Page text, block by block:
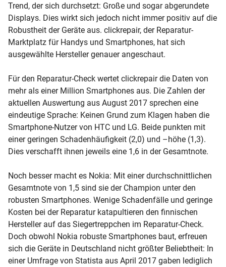
Trend, der sich durchsetzt: Große und sogar abgerundete
Displays. Dies wirkt sich jedoch nicht immer positiv auf die
Robustheit der Geräte aus. clickrepair, der Reparatur-
Marktplatz für Handys und Smartphones, hat sich
ausgewählte Hersteller genauer angeschaut.
Für den Reparatur-Check wertet clickrepair die Daten von
mehr als einer Million Smartphones aus. Die Zahlen der
aktuellen Auswertung aus August 2017 sprechen eine
eindeutige Sprache: Keinen Grund zum Klagen haben die
Smartphone-Nutzer von HTC und LG. Beide punkten mit
einer geringen Schadenhäufigkeit (2,0) und –höhe (1,3).
Dies verschafft ihnen jeweils eine 1,6 in der Gesamtnote.
Noch besser macht es Nokia: Mit einer durchschnittlichen
Gesamtnote von 1,5 sind sie der Champion unter den
robusten Smartphones. Wenige Schadenfälle und geringe
Kosten bei der Reparatur katapultieren den finnischen
Hersteller auf das Siegertreppchen im Reparatur-Check.
Doch obwohl Nokia robuste Smartphones baut, erfreuen
sich die Geräte in Deutschland nicht größter Beliebtheit: In
einer Umfrage von Statista aus April 2017 gaben lediglich